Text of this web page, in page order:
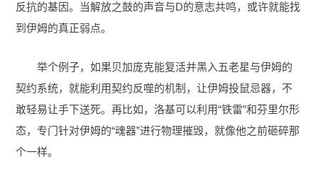
反抗的基因。当解放之鼓的声音与D的意志共鸣，或许就能找
到伊姆的真正弱点。
举个例子，如果贝加庞克能复活并黑入五老星与伊姆的
契约系统，就能利用契约反噬的机制，让伊姆投鼠忌器，不
敢轻易让手下送死。再比如，洛基可以利用“铁雷”和芬里尔形
态，专门针对伊姆的“魂器”进行物理摧毁，就像他之前砸碎那
个一样。